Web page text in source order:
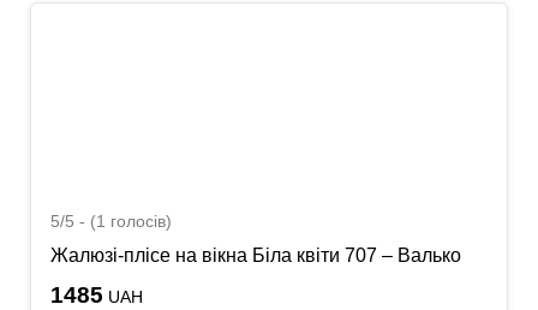
5/5 - (1 голосів)
Жалюзі-плісе на вікна Біла квіти 707 – Валько
1485 UAH